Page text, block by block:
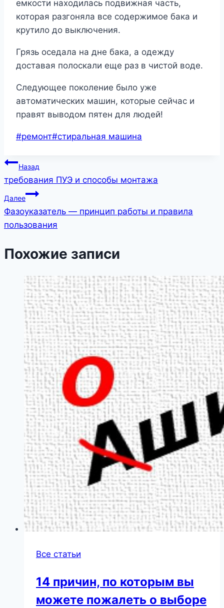
емкости находилась подвижная часть,
которая разгоняла все содержимое бака и
крутило до выключения.
Грязь оседала на дне бака, а одежду
доставая полоскали еще раз в чистой воде.
Следующее поколение было уже
автоматических машин, которые сейчас и
правят выводом пятен для людей!
Метки
#ремонт#стиральная машина
Навигация
по
записям
Назад
требования ПУЭ и способы монтажа
Далее
Фазоуказатель — принцип работы и правила
пользования
Похожие записи
Все статьи
14 причин, по которым вы
можете пожалеть о выборе